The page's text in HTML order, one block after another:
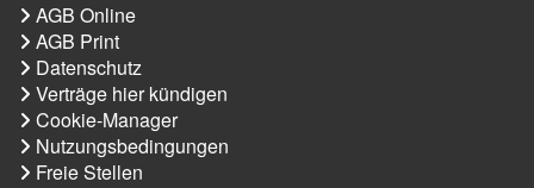
AGB Online
AGB Print
Datenschutz
Verträge hier kündigen
Cookie-Manager
Nutzungsbedingungen
Freie Stellen